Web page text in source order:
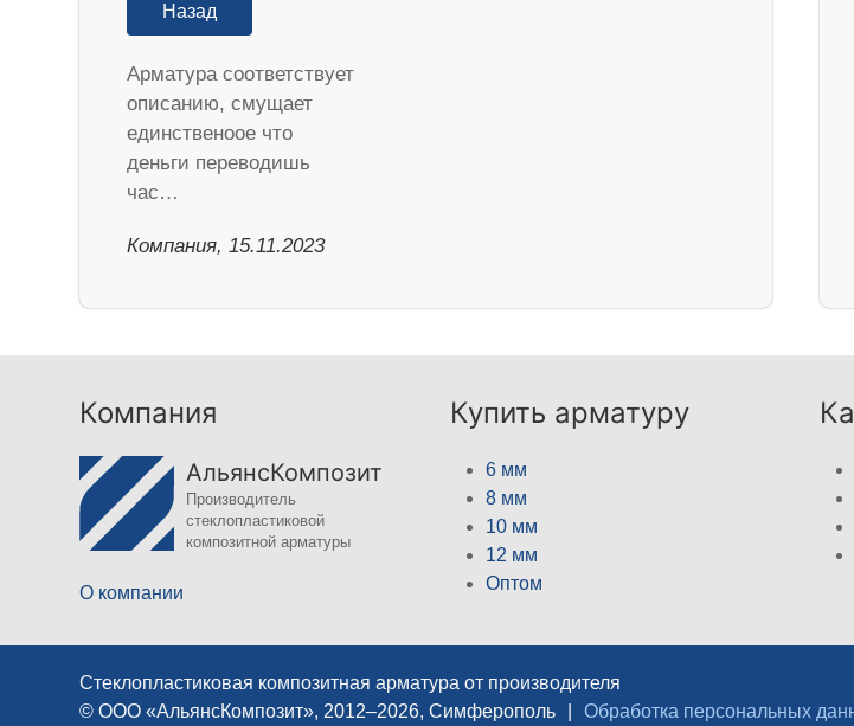
Назад
Арматура соответствует
описанию, смущает
единственоое что
деньги переводишь
час…
Компания, 15.11.2023
Компания
АльянсКомпозит
Производитель
стеклопластиковой
композитной арматуры
О компании
Купить арматуру
6 мм
8 мм
10 мм
12 мм
Оптом
Стеклопластиковая композитная арматура от производителя
© ООО «АльянсКомпозит», 2012–2026, Симферополь
Обработка персональных